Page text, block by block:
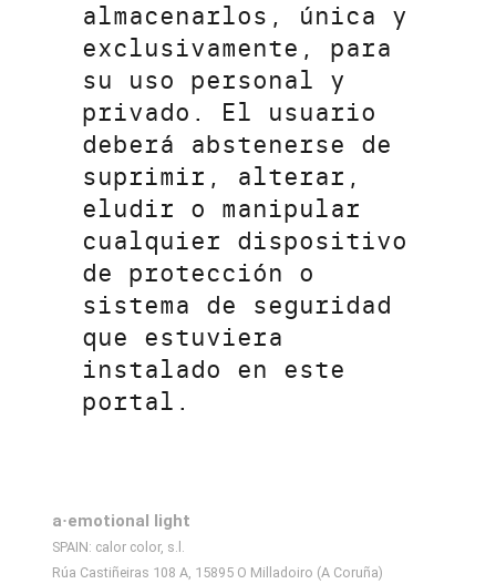
almacenarlos, única y
exclusivamente, para
su uso personal y
privado. El usuario
deberá abstenerse de
suprimir, alterar,
eludir o manipular
cualquier dispositivo
de protección o
sistema de seguridad
que estuviera
instalado en este
portal.
a·emotional light
SPAIN: calor color, s.l.
Rúa Castiñeiras 108 A, 15895 O Milladoiro (A Coruña)